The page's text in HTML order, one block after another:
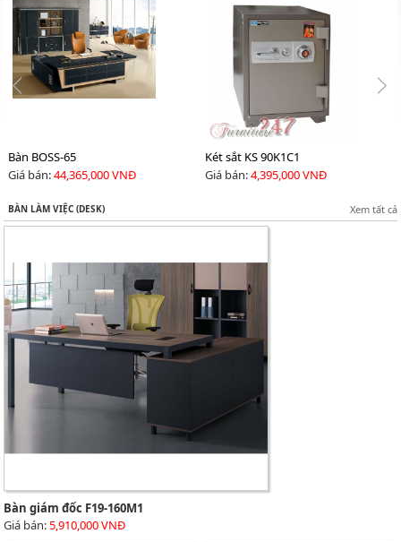
Ghế ngả S606
Giá bán:4,160,000 VNĐ
Bàn BOSS-05V
Giá bán:40,290,000 VNĐ
BÀN LÀM VIỆC (DESK) Xem tất cả
Bàn giám đốc F19-160M1
Giá bán:5,910,000 VNĐ